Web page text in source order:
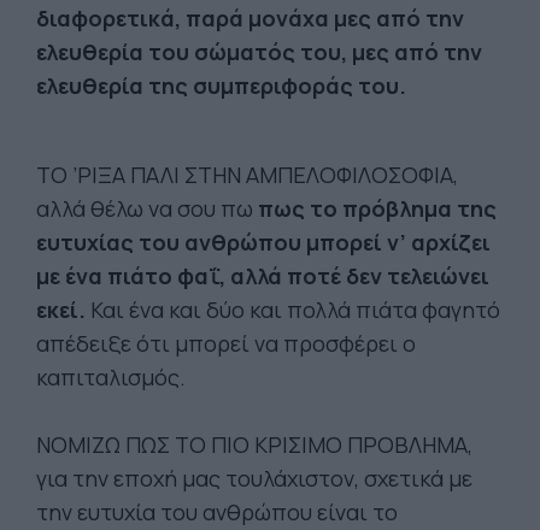
διαφορετικά, παρά μονάχα μες από την
ελευθερία του σώματός του, μες από την
ελευθερία της συμπεριφοράς του.
ΤΟ ’ΡΙΞΑ ΠΑΛΙ ΣΤΗΝ ΑΜΠΕΛΟΦΙΛΟΣΟΦΙΑ,
αλλά θέλω να σου πω πως το πρόβλημα της
ευτυχίας του ανθρώπου μπορεί ν’ αρχίζει
με ένα πιάτο φαΐ, αλλά ποτέ δεν τελειώνει
εκεί. Και ένα και δύο και πολλά πιάτα φαγητό
απέδειξε ότι μπορεί να προσφέρει ο
καπιταλισμός.
ΝΟΜΙΖΩ ΠΩΣ ΤΟ ΠΙΟ ΚΡΙΣΙΜΟ ΠΡΟΒΛΗΜΑ,
για την εποχή μας τουλάχιστον, σχετικά με
την ευτυχία του ανθρώπου είναι το